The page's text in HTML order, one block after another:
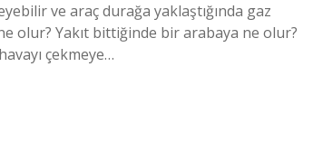
ve araç durağa yaklaştığında gaz
olur? Yakıt bittiğinde bir arabaya ne olur?
çekmeye…